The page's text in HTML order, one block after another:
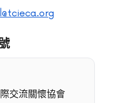
交流關懷協會